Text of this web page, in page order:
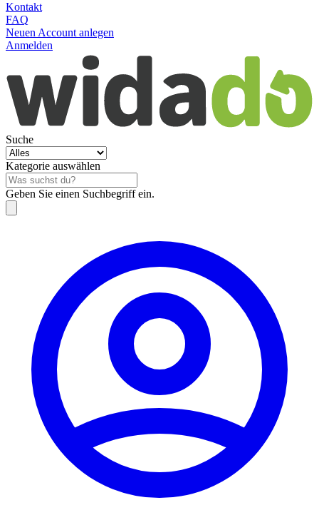
Kontakt
FAQ
Neuen Account anlegen
Anmelden
Suche
Kategorie auswählen
Geben Sie einen Suchbegriff ein.